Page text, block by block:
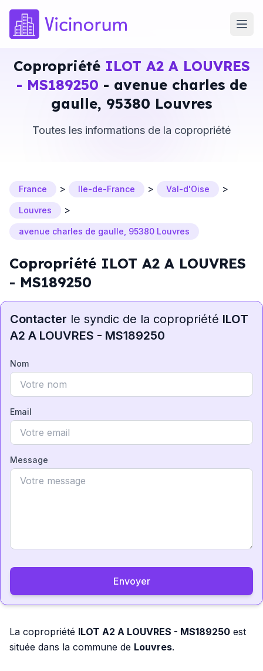
Copropriété ILOT A2 A LOUVRES
- MS189250 - avenue charles de
gaulle, 95380 Louvres
Toutes les informations de la copropriété
France > Ile-de-France > Val-d'Oise >
Louvres >
avenue charles de gaulle, 95380 Louvres
Copropriété ILOT A2 A LOUVRES
- MS189250
Contacter le syndic de la copropriété ILOT
A2 A LOUVRES - MS189250
Nom
Email
Message
Envoyer
La copropriété ILOT A2 A LOUVRES - MS189250 est
située dans la commune de Louvres.